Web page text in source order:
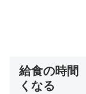
給食の時間
くなる